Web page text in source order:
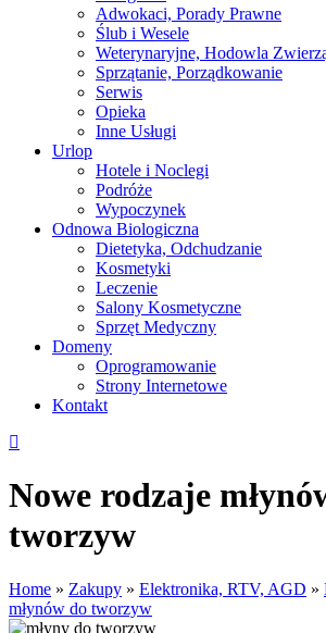
Adwokaci, Porady Prawne
Ślub i Wesele
Weterynaryjne, Hodowla
Sprzątanie, Porządkowanie
Serwis
Opieka
Inne Usługi
Urlop
Hotele i Noclegi
Podróże
Wypoczynek
Odnowa Biologiczna
Dietetyka, Odchudzanie
Kosmetyki
Leczenie
Salony Kosmetyczne
Sprzęt Medyczny
Domeny
Oprogramowanie
Strony Internetowe
Kontakt
Nowe rodzaje
tworzyw
Home » Zakupy » Elektronika, RTV, AGD »
młynów do tworzyw